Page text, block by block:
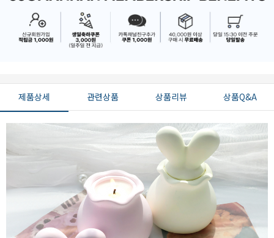
페이코 ID로 페
PAYCO 바로구매
제품상세 관련상품 상품리뷰 상품Q&A